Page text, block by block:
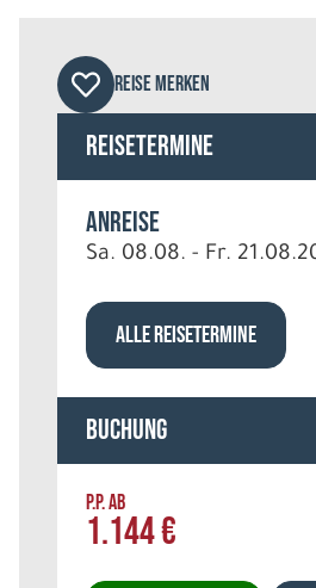
REISE MERKEN
Reisetermine
Anreise
Sa. 08.08. - Fr.
ALLE REISETERMINE
Buchung
P.P. AB
1.144 €